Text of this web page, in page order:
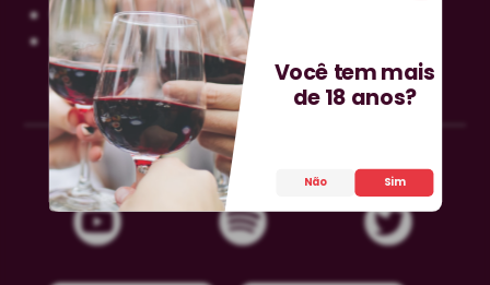
0800-606-0566
sac@grandeadega.com.br
Segunda à sexta, das 9h às 12h e das 13h às
18h.
Você tem mais
de 18 anos?
Não Sim